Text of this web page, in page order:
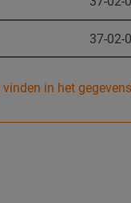
37-02-
in het